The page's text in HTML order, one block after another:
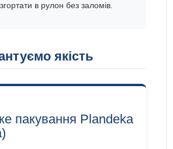
в рулон без заломів.
якість
пакування Plandeka